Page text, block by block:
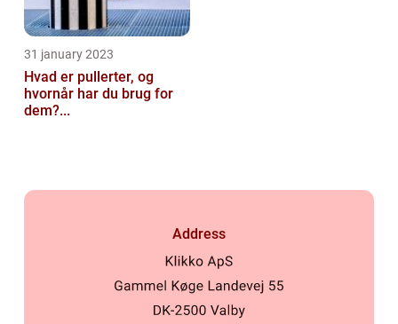
31 january 2023
Hvad er pullerter, og
hvornår har du brug for
dem?...
Address